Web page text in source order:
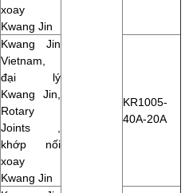
xoay
Kwang Jin
Kwang Jin
Vietnam,
đại lý
Kwang Jin,
Rotary
Joints ,
khớp nối
xoay
Kwang Jin
KR1005-
40A-20A